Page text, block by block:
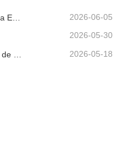
Para Comprar Encofrados, Elija la Empresa Rizhao Fenghua 2026-06-05
2026-05-30
2026-05-18